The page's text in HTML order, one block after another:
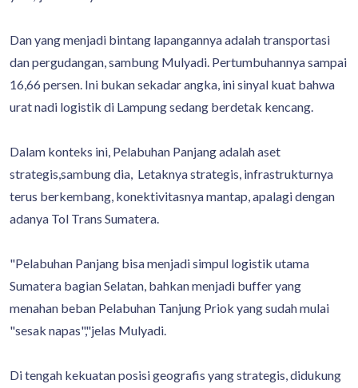
Dan yang menjadi bintang lapangannya adalah transportasi
dan pergudangan, sambung Mulyadi. Pertumbuhannya sampai
16,66 persen. Ini bukan sekadar angka, ini sinyal kuat bahwa
urat nadi logistik di Lampung sedang berdetak kencang.
Dalam konteks ini, Pelabuhan Panjang adalah aset
strategis,sambung dia, Letaknya strategis, infrastrukturnya
terus berkembang, konektivitasnya mantap, apalagi dengan
adanya Tol Trans Sumatera.
"Pelabuhan Panjang bisa menjadi simpul logistik utama
Sumatera bagian Selatan, bahkan menjadi buffer yang
menahan beban Pelabuhan Tanjung Priok yang sudah mulai
"sesak napas","jelas Mulyadi.
Di tengah kekuatan posisi geografis yang strategis, didukung